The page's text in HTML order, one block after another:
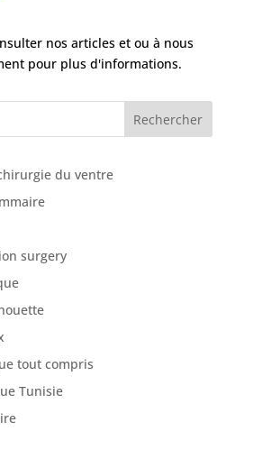
nos articles et ou à nous
pour plus d'informations.
Rechercher
du ventre
surgery
tout compris
Tunisie